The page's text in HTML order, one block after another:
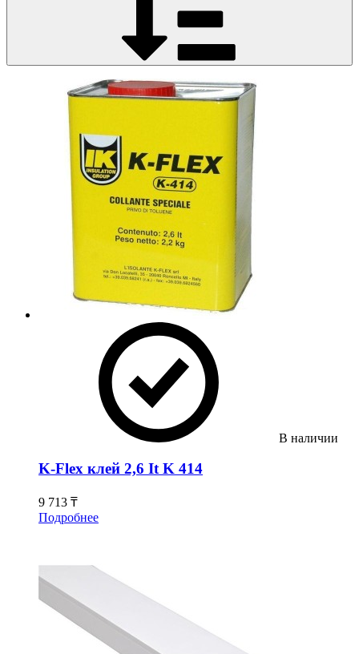
В наличии
K-Flex клей 2,6 It K 414
9 713 ₸
Подробнее